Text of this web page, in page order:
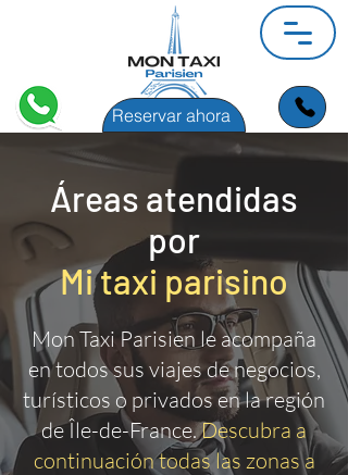
Reservar ahora
Áreas atendidas
por
Mi taxi parisino
Mon Taxi Parisien le acompaña
en todos sus viajes de negocios,
turísticos o privados en la región
de Île-de-France.Descubra a
continuación todas las zonas a